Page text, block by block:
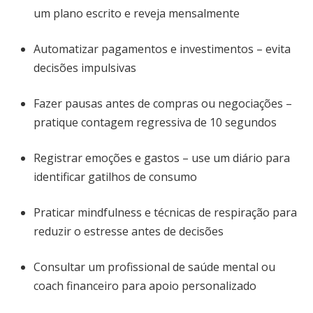
um plano escrito e reveja mensalmente
Automatizar pagamentos e investimentos – evita
decisões impulsivas
Fazer pausas antes de compras ou negociações –
pratique contagem regressiva de 10 segundos
Registrar emoções e gastos – use um diário para
identificar gatilhos de consumo
Praticar mindfulness e técnicas de respiração para
reduzir o estresse antes de decisões
Consultar um profissional de saúde mental ou
coach financeiro para apoio personalizado